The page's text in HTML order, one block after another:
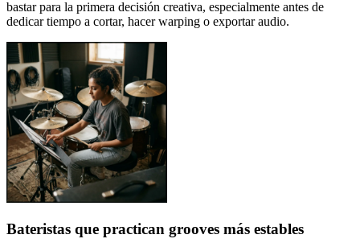
bastar para la primera decisión creativa, especialmente antes de
dedicar tiempo a cortar, hacer warping o exportar audio.
Bateristas que practican grooves más estables